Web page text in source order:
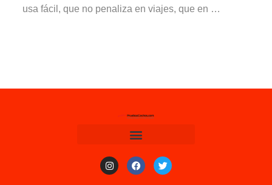
usa fácil, que no penaliza en viajes, que en …